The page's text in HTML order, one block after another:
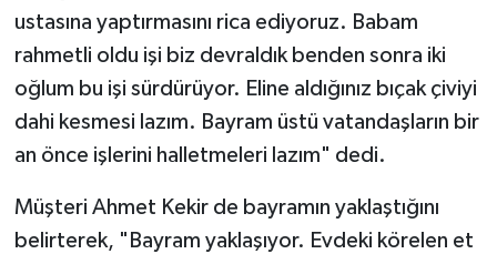
ustasına yaptırmasını rica ediyoruz. Babam
rahmetli oldu işi biz devraldık benden sonra iki
oğlum bu işi sürdürüyor. Eline aldığınız bıçak çiviyi
dahi kesmesi lazım. Bayram üstü vatandaşların bir
an önce işlerini halletmeleri lazım" dedi.
Müşteri Ahmet Kekir de bayramın yaklaştığını
belirterek, "Bayram yaklaşıyor. Evdeki körelen et